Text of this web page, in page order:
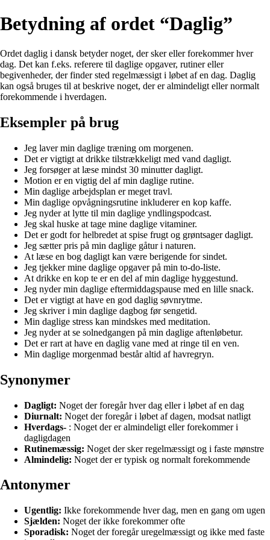
Betydning af ordet “Daglig”
Ordet daglig i dansk betyder noget, der sker eller forekommer hver
dag. Det kan f.eks. referere til daglige opgaver, rutiner eller
begivenheder, der finder sted regelmæssigt i løbet af en dag. Daglig
kan også bruges til at beskrive noget, der er almindeligt eller normalt
forekommende i hverdagen.
Eksempler på brug
Jeg laver min daglige træning om morgenen.
Det er vigtigt at drikke tilstrækkeligt med vand dagligt.
Jeg forsøger at læse mindst 30 minutter dagligt.
Motion er en vigtig del af min daglige rutine.
Min daglige arbejdsplan er meget travl.
Min daglige opvågningsrutine inkluderer en kop kaffe.
Jeg nyder at lytte til min daglige yndlingspodcast.
Jeg skal huske at tage mine daglige vitaminer.
Det er godt for helbredet at spise frugt og grøntsager dagligt.
Jeg sætter pris på min daglige gåtur i naturen.
At læse en bog dagligt kan være berigende for sindet.
Jeg tjekker mine daglige opgaver på min to-do-liste.
At drikke en kop te er en del af min daglige hyggestund.
Jeg nyder min daglige eftermiddagspause med en lille snack.
Det er vigtigt at have en god daglig søvnrytme.
Jeg skriver i min daglige dagbog før sengetid.
Min daglige stress kan mindskes med meditation.
Jeg nyder at se solnedgangen på min daglige aftenløbetur.
Det er rart at have en daglig vane med at ringe til en ven.
Min daglige morgenmad består altid af havregryn.
Synonymer
Dagligt: Noget der foregår hver dag eller i løbet af en dag
Diurnalt: Noget der foregår i løbet af dagen, modsat natligt
Hverdags- : Noget der er almindeligt eller forekommer i
dagligdagen
Rutinemæssig: Noget der sker regelmæssigt og i faste mønstre
Almindelig: Noget der er typisk og normalt forekommende
Antonymer
Ugentlig: Ikke forekommende hver dag, men en gang om ugen
Sjælden: Noget der ikke forekommer ofte
Sporadisk: Noget der foregår uregelmæssigt og ikke med faste